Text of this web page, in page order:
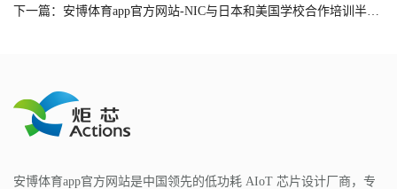
下一篇：安博体育app官方网站-NIC与日本和美国学校合作培训半导体劳动力
安博体育app官方网站是中国领先的低功耗 AIoT 芯片设计厂商，专